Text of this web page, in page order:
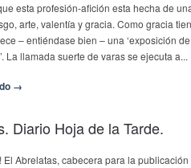
esta profesión-afición esta hecha de
arte, valentía y gracia. Como gracia
– entiéndase bien – una ‘exposición de
La llamada suerte de varas se ejecuta a...
→
Diario Hoja de la Tarde.
El Abrelatas, cabecera para la